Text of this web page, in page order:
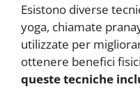
Esistono diverse
yoga, chiamate
utilizzate per
ottenere benefici
queste tecniche